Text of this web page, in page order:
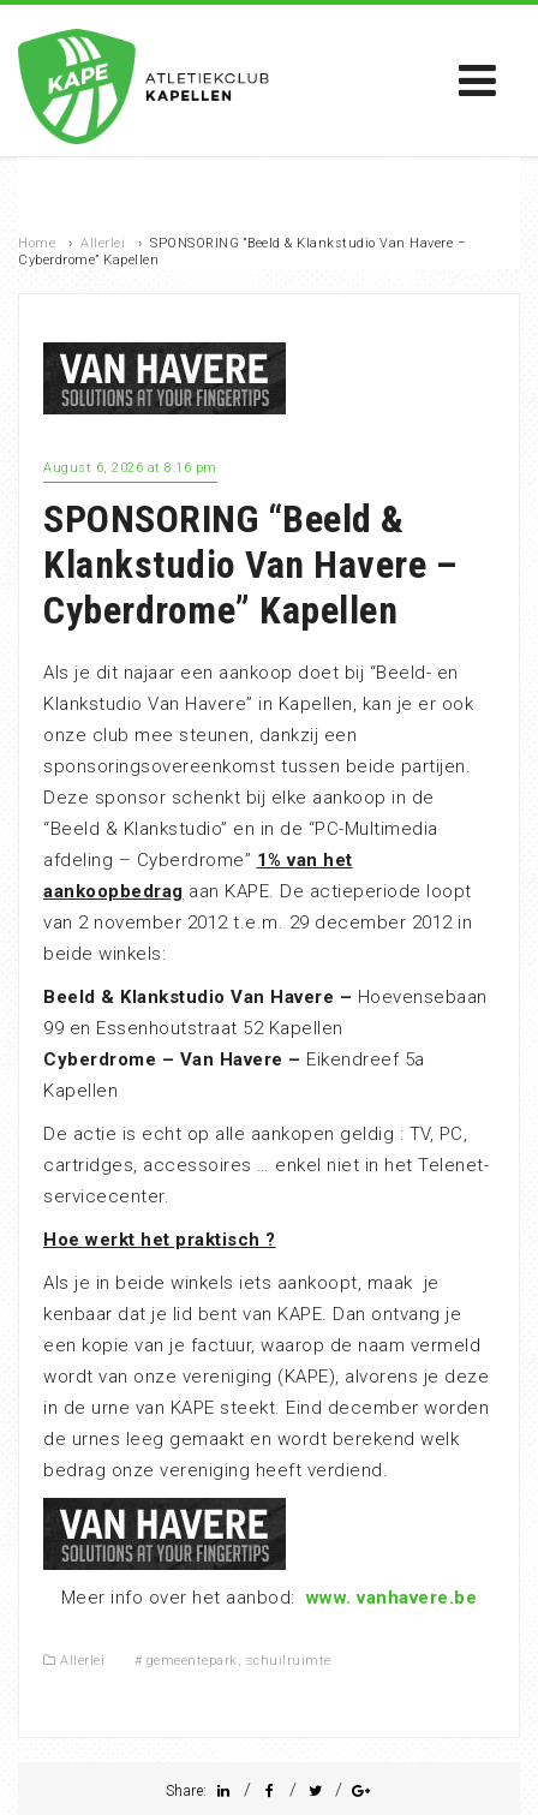
Home › Allerlei › SPONSORING “Beeld & Klankstudio Van Havere –
Cyberdrome” Kapellen
August 6, 2026 at 8:16 pm
SPONSORING “Beeld &
Klankstudio Van Havere –
Cyberdrome” Kapellen
Als je dit najaar een aankoop doet bij “Beeld- en
Klankstudio Van Havere” in Kapellen, kan je er ook
onze club mee steunen, dankzij een
sponsoringsovereenkomst tussen beide partijen.
Deze sponsor schenkt bij elke aankoop in de
“Beeld & Klankstudio” en in de “PC-Multimedia
afdeling – Cyberdrome” 1% van het
aankoopbedrag aan KAPE. De actieperiode loopt
van 2 november 2012 t.e.m. 29 december 2012 in
beide winkels:
Beeld & Klankstudio Van Havere – Hoevensebaan
99 en Essenhoutstraat 52 Kapellen
Cyberdrome – Van Havere – Eikendreef 5a
Kapellen
De actie is echt op alle aankopen geldig : TV, PC,
cartridges, accessoires … enkel niet in het Telenet-
servicecenter.
Hoe werkt het praktisch ?
Als je in beide winkels iets aankoopt, maak je
kenbaar dat je lid bent van KAPE. Dan ontvang je
een kopie van je factuur, waarop de naam vermeld
wordt van onze vereniging (KAPE), alvorens je deze
in de urne van KAPE steekt. Eind december worden
de urnes leeg gemaakt en wordt berekend welk
bedrag onze vereniging heeft verdiend.
Meer info over het aanbod:www. vanhavere.be
Allerlei # gemeentepark, schuilruimte
Share: / / /